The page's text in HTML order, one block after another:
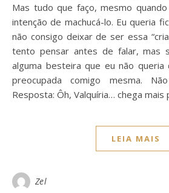
Mas tudo que faço, mesmo
intenção de machucá-lo. Eu queria
não consigo deixar de ser essa
tento pensar antes de falar, mas
alguma besteira que eu não
preocupada comigo mesma.
Resposta: Ôh, Valquíria… chega
LEIA MAIS
Zel